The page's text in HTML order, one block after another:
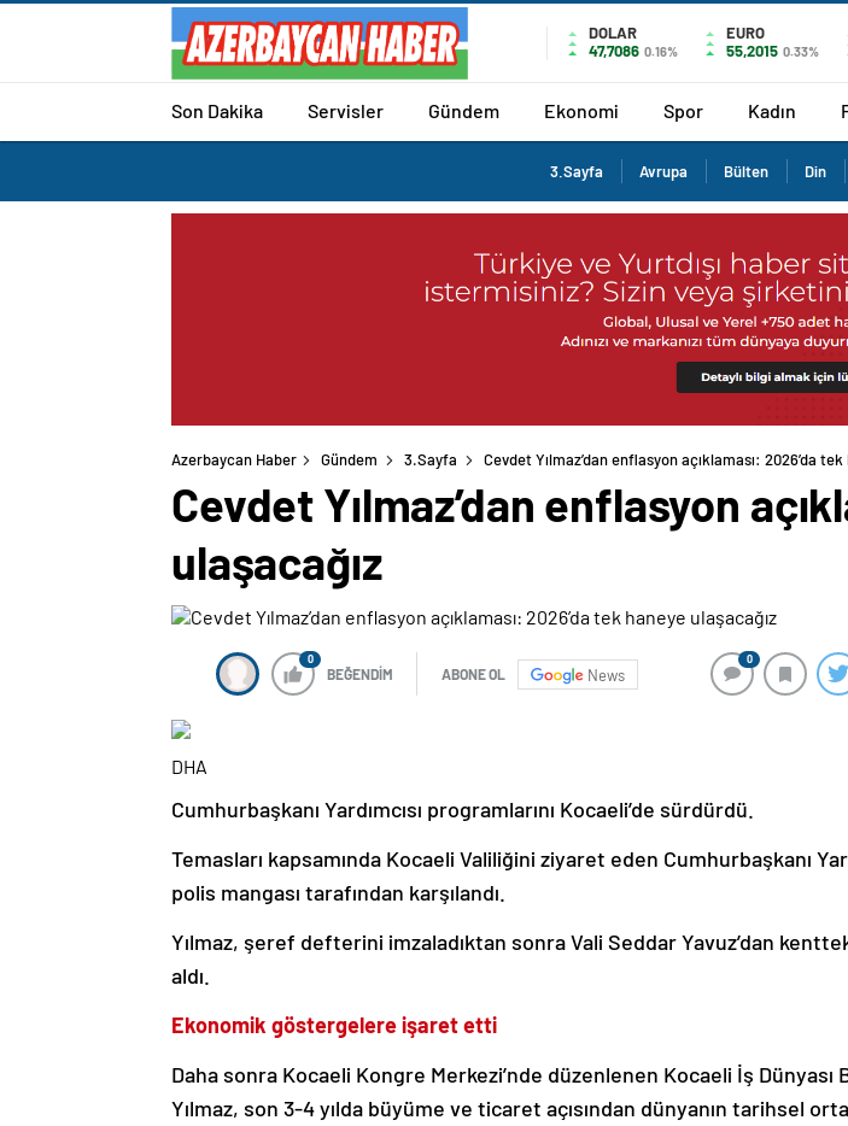
DOLAR
47,7086 0.16%
EURO
55,2015 0.33%
Son Dakika Servisler Gündem Ekonomi Spor Kadın
3.Sayfa Avrupa Bülten Din
Azerbaycan Haber Gündem 3.Sayfa Cevdet Yılmaz’dan enflasyon açıklaması: 2026’da
Cevdet Yılmaz’dan enflasyon
ulaşacağız
0
BEĞENDİM ABONE OL News
0
DHA
Cumhurbaşkanı Yardımcısı programlarını Kocaeli’de sürdürdü.
Temasları kapsamında Kocaeli Valiliğini ziyaret eden Cumhurbaşkanı
polis mangası tarafından karşılandı.
Yılmaz, şeref defterini imzaladıktan sonra Vali Seddar Yavuz’dan
aldı.
Ekonomik göstergelere işaret etti
Daha sonra Kocaeli Kongre Merkezi’nde düzenlenen Kocaeli İş Dünyası
Yılmaz, son 3-4 yılda büyüme ve ticaret açısından dünyanın tarihsel